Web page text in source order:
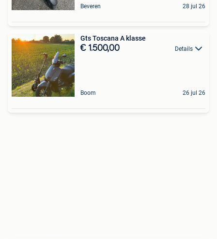
Beveren 28 jul 26
Gts Toscana A klasse
€ 1.500,00 Details
Boom 26 jul 26